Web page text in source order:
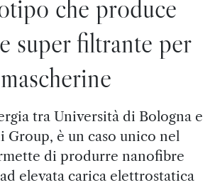
che produce
super filtrante per
mascherine
tra Università di Bologna e
Group, è un caso unico nel
di produrre nanofibre
elevata carica elettrostatica